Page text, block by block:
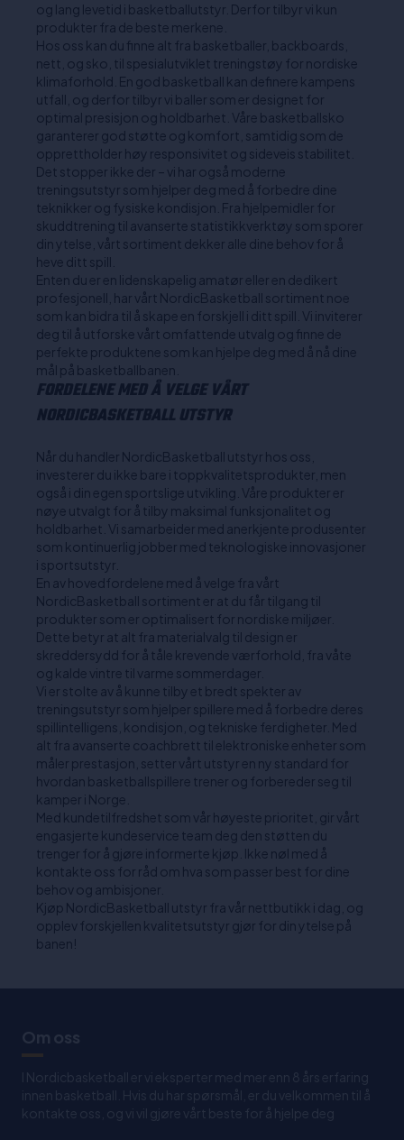
og lang levetid i basketballutstyr. Derfor tilbyr vi kun
produkter fra de beste merkene.
Hos oss kan du finne alt fra basketballer, backboards,
nett, og sko, til spesialutviklet treningstøy for nordiske
klimaforhold. En god basketball kan definere kampens
utfall, og derfor tilbyr vi baller som er designet for
optimal presisjon og holdbarhet. Våre basketballsko
garanterer god støtte og komfort, samtidig som de
opprettholder høy responsivitet og sideveis stabilitet.
Det stopper ikke der – vi har også moderne
treningsutstyr som hjelper deg med å forbedre dine
teknikker og fysiske kondisjon. Fra hjelpemidler for
skuddtrening til avanserte statistikkverktøy som sporer
din ytelse, vårt sortiment dekker alle dine behov for å
heve ditt spill.
Enten du er en lidenskapelig amatør eller en dedikert
profesjonell, har vårt NordicBasketball sortiment noe
som kan bidra til å skape en forskjell i ditt spill. Vi inviterer
deg til å utforske vårt omfattende utvalg og finne de
perfekte produktene som kan hjelpe deg med å nå dine
mål på basketballbanen.
FORDELENE MED Å VELGE VÅRT
NORDICBASKETBALL UTSTYR
Når du handler NordicBasketball utstyr hos oss,
investerer du ikke bare i toppkvalitetsprodukter, men
også i din egen sportslige utvikling. Våre produkter er
nøye utvalgt for å tilby maksimal funksjonalitet og
holdbarhet. Vi samarbeider med anerkjente produsenter
som kontinuerlig jobber med teknologiske innovasjoner
i sportsutstyr.
En av hovedfordelene med å velge fra vårt
NordicBasketball sortiment er at du får tilgang til
produkter som er optimalisert for nordiske miljøer.
Dette betyr at alt fra materialvalg til design er
skreddersydd for å tåle krevende værforhold, fra våte
og kalde vintre til varme sommerdager.
Vi er stolte av å kunne tilby et bredt spekter av
treningsutstyr som hjelper spillere med å forbedre deres
spillintelligens, kondisjon, og tekniske ferdigheter. Med
alt fra avanserte coachbrett til elektroniske enheter som
måler prestasjon, setter vårt utstyr en ny standard for
hvordan basketballspillere trener og forbereder seg til
kamper i Norge.
Med kundetilfredshet som vår høyeste prioritet, gir vårt
engasjerte kundeservice team deg den støtten du
trenger for å gjøre informerte kjøp. Ikke nøl med å
kontakte oss for råd om hva som passer best for dine
behov og ambisjoner.
Kjøp NordicBasketball utstyr fra vår nettbutikk i dag, og
opplev forskjellen kvalitetsutstyr gjør for din ytelse på
banen!
Om oss
I Nordicbasketball er vi eksperter med mer enn 8 års erfaring
innen basketball. Hvis du har spørsmål, er du velkommen til å
kontakte oss, og vi vil gjøre vårt beste for å hjelpe deg